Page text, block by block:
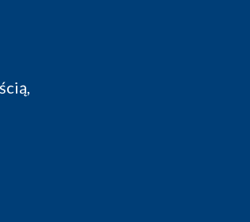
- zaawansowane zarządzanie
zapewnienia jakości